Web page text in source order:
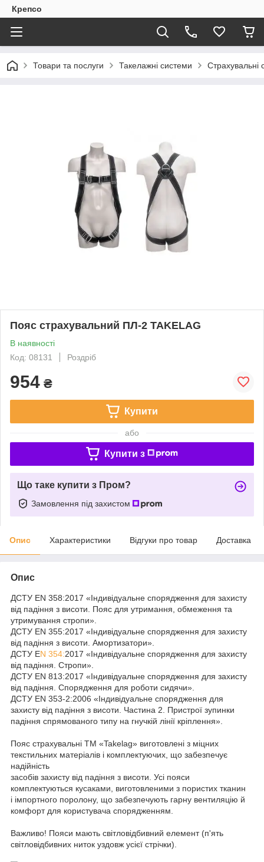
Крепсо
Товари та послуги Такелажні системи Страхувальні
Пояс страхувальний ПЛ-2 TAKELAG
В наявності
Код: 08131
Роздріб
954 ₴
Купити
або
Купити з
Що таке купити з Пром?
Замовлення під захистом
Опис Характеристики Відгуки про товар Доставка
Опис
ДСТУ EN 358:2017 «Індивідуальне спорядження для захисту
від падіння з висоти. Пояс для утримання, обмеження та
утримування стропи».
ДСТУ EN 355:2017 «Індивідуальне спорядження для захисту
від падіння з висоти. Амортизатори».
ДСТУ EN 354:2017 «Індивідуальне спорядження для захисту
від падіння. Стропи».
ДСТУ EN 813:2017 «Індивідуальне спорядження для захисту
від падіння. Спорядження для роботи сидячи».
ДСТУ EN 353-2:2006 «Індивідуальне спорядження для
захисту від падіння з висоти. Частина 2. Пристрої зупинки
падіння спрямованого типу на гнучкій лінії кріплення».
Пояс страхувальні ТМ «Takelag» виготовлені з міцних
текстильних матеріалів і комплектуючих, що забезпечує
надійність
засобів захисту від падіння з висоти. Усі пояси
комплектуються кусаками, виготовленими з пористих тканин
і імпортного поролону, що забезпечують гарну вентиляцію й
комфорт для користувача спорядженням.
Важливо! Пояси мають світловідбивний елемент (п'ять
світловідбивних ниток уздовж усієї стрічки).